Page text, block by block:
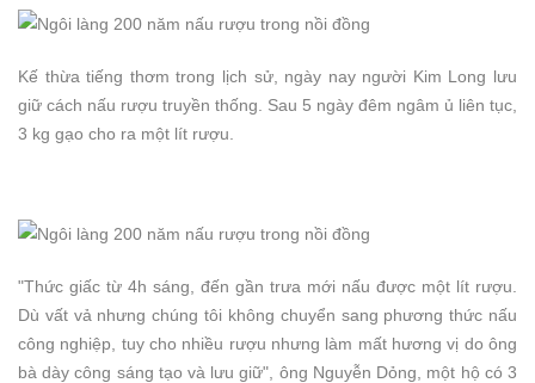
Kế thừa tiếng thơm trong lịch sử, ngày nay người Kim Long lưu
giữ cách nấu rượu truyền thống. Sau 5 ngày đêm ngâm ủ liên tục,
3 kg gạo cho ra một lít rượu.
"Thức giấc từ 4h sáng, đến gần trưa mới nấu được một lít rượu.
Dù vất vả nhưng chúng tôi không chuyển sang phương thức nấu
công nghiệp, tuy cho nhiều rượu nhưng làm mất hương vị do ông
bà dày công sáng tạo và lưu giữ", ông Nguyễn Dỏng, một hộ có 3